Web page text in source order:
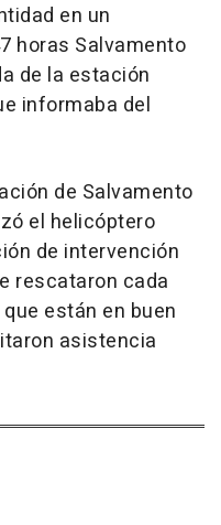
en un
horas Salvamento
de la estación
informaba del
de Salvamento
el helicóptero
de intervención
rescataron cada
están en buen
asistencia